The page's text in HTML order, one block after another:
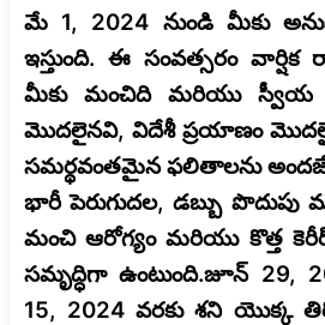
మే 1, 2024 నుండి మీకు
ఇస్తుంది. ఈ సంవత్సరం
మీకు మంచిది మరియు స్వీయ
మొదలైనవి, విదేశీ ప్రయాణం
సమర్థవంతమైన ఫలితాలను
భారీ పెరుగుదల, డబ్బు
మంచి ఆరోగ్యం మరియు కొత్త
సమృద్ధిగా ఉంటుంది.జూన్ 29,
15, 2024 వరకు శని యొక్క